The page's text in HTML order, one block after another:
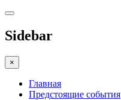
Sidebar
×
Главная
Предстоящие события